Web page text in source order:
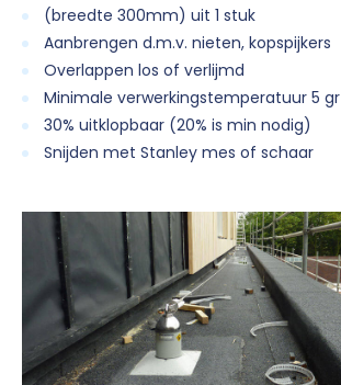
(breedte 300mm) uit 1 stuk
Aanbrengen d.m.v. nieten, kopspijkers
Overlappen los of verlijmd
Minimale verwerkingstemperatuur 5 gr
30% uitklopbaar (20% is min nodig)
Snijden met Stanley mes of schaar